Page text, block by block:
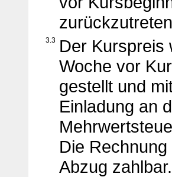
3.3 Der Kurspreis
Woche vor
gestellt und
Einladung an
Die
Abzug zahlbar.